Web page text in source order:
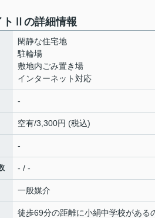
トⅡの詳細情報
閑静な住宅地
駐輪場
敷地内ごみ置き場
インターネット対応
-
空有/3,300円 (税込)
-
- / -
一般媒介
徒歩69分の距離に小絹中学校がある